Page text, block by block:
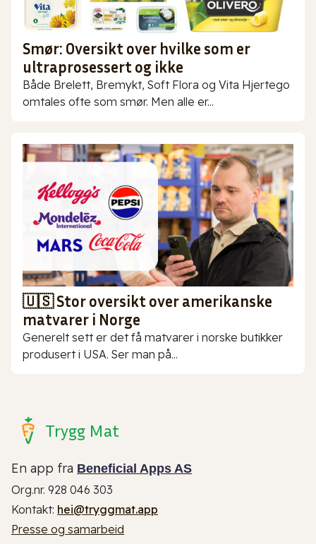
Smør: Oversikt over hvilke som er
ultraprosessert og ikke
Både Brelett, Bremykt, Soft Flora og Vita Hjertego
omtales ofte som smør. Men alle er...
🇺🇸 Stor oversikt over amerikanske
matvarer i Norge
Generelt sett er det få matvarer i norske butikker
produsert i USA. Ser man på...
Trygg Mat
En app fra Beneficial Apps AS
Org.nr. 928 046 303
Kontakt: hei@tryggmat.app
Presse og samarbeid